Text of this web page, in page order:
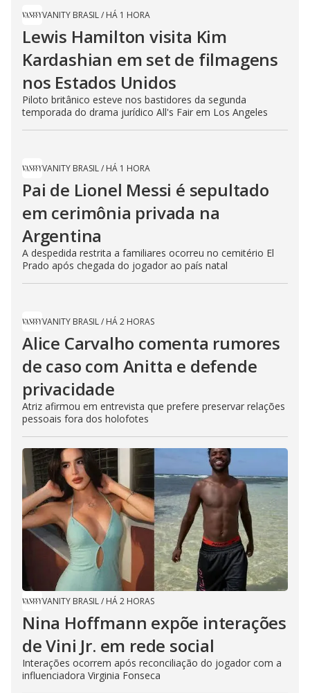
VANITY BRASIL/ HÁ 1 HORA
Lewis Hamilton visita Kim
Kardashian em set de filmagens
nos Estados Unidos
Piloto britânico esteve nos bastidores da segunda
temporada do drama jurídico All's Fair em Los Angeles
VANITY BRASIL/ HÁ 1 HORA
Pai de Lionel Messi é sepultado
em cerimônia privada na
Argentina
A despedida restrita a familiares ocorreu no cemitério El
Prado após chegada do jogador ao país natal
VANITY BRASIL/ HÁ 2 HORAS
Alice Carvalho comenta rumores
de caso com Anitta e defende
privacidade
Atriz afirmou em entrevista que prefere preservar relações
pessoais fora dos holofotes
VANITY BRASIL/ HÁ 2 HORAS
Nina Hoffmann expõe interações
de Vini Jr. em rede social
Interações ocorrem após reconciliação do jogador com a
influenciadora Virginia Fonseca